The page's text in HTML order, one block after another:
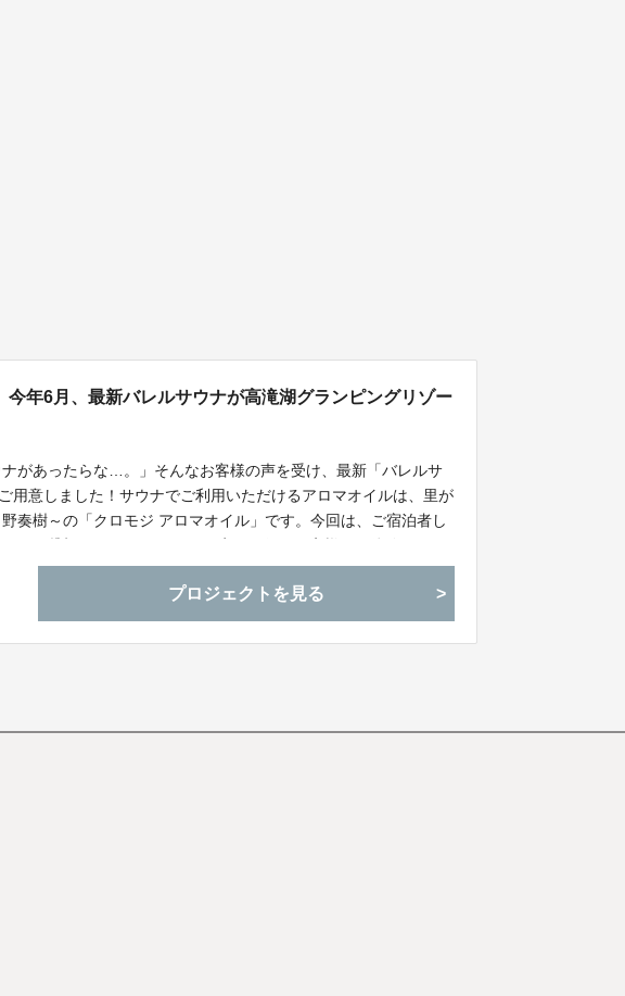
今年6月、最新バレルサウナが高滝湖グランピングリゾー
ナがあったらな…。」そんなお客様の声を受け、最新「バレルサ
用意しました！サウナでご利用いただけるアロマオイルは、里が
奏樹～の「クロモジ アロマオイル」です。今回は、ご宿泊者し
た。グランピング場の非日常感を感じつつ、心身を“ととのえて”く
プロジェクトを見る